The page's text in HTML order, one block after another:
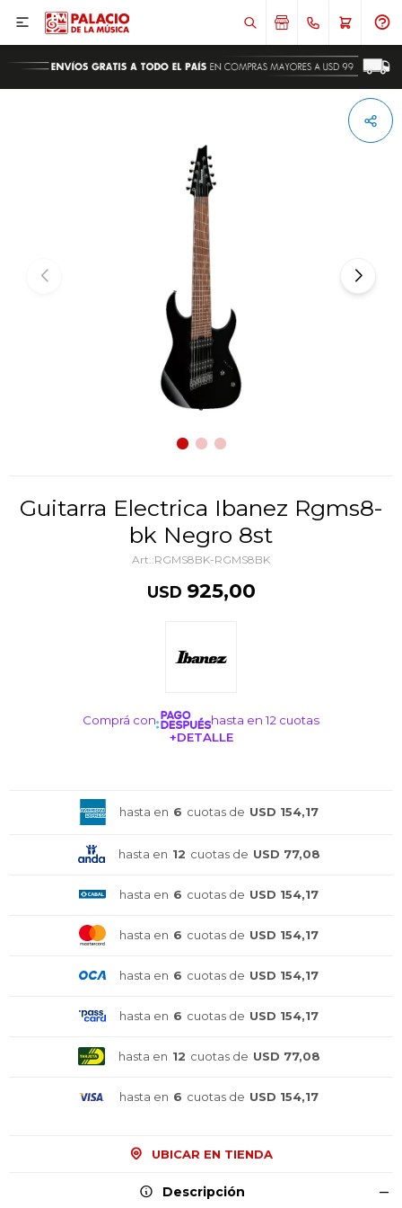

Guitarra Electrica Ibanez Rgms8-
bk Negro 8st
RGMS8BK-RGMS8BK
USD 925,00
Comprá con
hasta en 12 cuotas
+DETALLE
hasta en 6 cuotas de USD 154,17
hasta en 12 cuotas de USD 77,08
hasta en 6 cuotas de USD 154,17
hasta en 6 cuotas de USD 154,17
hasta en 6 cuotas de USD 154,17
hasta en 6 cuotas de USD 154,17
hasta en 12 cuotas de USD 77,08
hasta en 6 cuotas de USD 154,17
UBICAR EN TIENDA
Descripción
¡Sumate a la forma más ágil de
¡Sumate a la forma más ágil de
¡Sumate a la forma más ágil de